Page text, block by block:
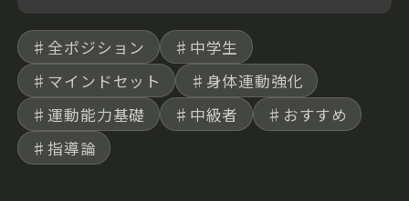
♯全ポジション
♯中学生
♯マインドセット
♯身体連動強化
♯運動能力基礎
♯中級者
♯おすすめ
♯指導論